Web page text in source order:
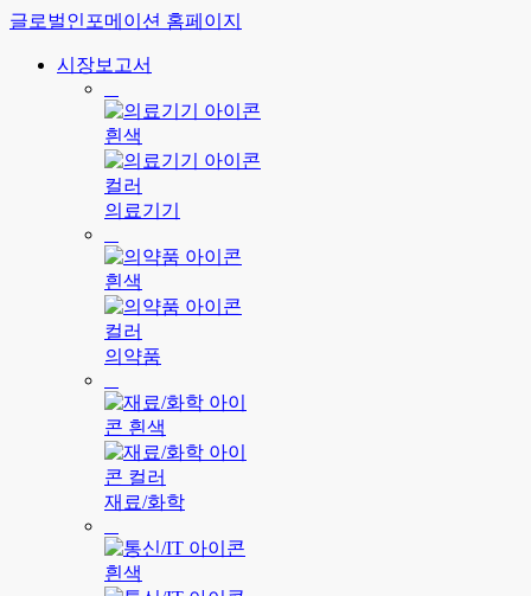
글로벌인포메이션 홈페이지
시장보고서
의료기기
의약품
재료/화학